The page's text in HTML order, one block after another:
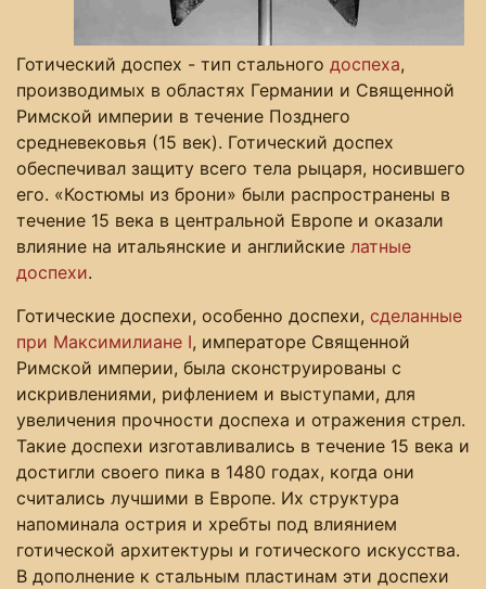
Готический доспех - тип стального доспеха,
производимых в областях Германии и Священной
Римской империи в течение Позднего
средневековья (15 век). Готический доспех
обеспечивал защиту всего тела рыцаря, носившего
его. «Костюмы из брони» были распространены в
течение 15 века в центральной Европе и оказали
влияние на итальянские и английские латные
доспехи.
Готические доспехи, особенно доспехи, сделанные
при Максимилиане I, императоре Священной
Римской империи, была сконструированы с
искривлениями, рифлением и выступами, для
увеличения прочности доспеха и отражения стрел.
Такие доспехи изготавливались в течение 15 века и
достигли своего пика в 1480 годах, когда они
считались лучшими в Европе. Их структура
напоминала острия и хребты под влиянием
готической архитектуры и готического искусства.
В дополнение к стальным пластинам эти доспехи